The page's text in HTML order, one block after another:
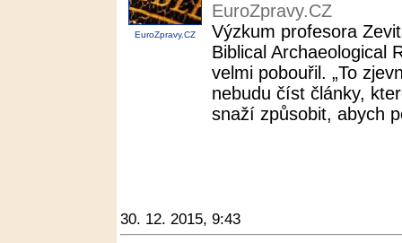
EuroZpravy.CZ
EuroZpravy.CZ
Výzkum profesora
Biblical Archaeological
velmi pobouřil. „To
nebudu číst články,
snaží způsobit, abych
30. 12. 2015, 9:43